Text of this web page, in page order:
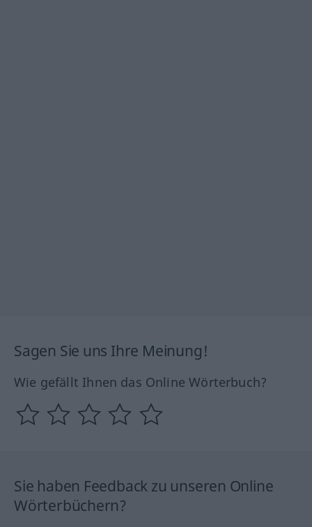
Sagen Sie uns Ihre Meinung!
Wie gefällt Ihnen das Online Wörterbuch?
Sie haben Feedback zu unseren Online
Wörterbüchern?